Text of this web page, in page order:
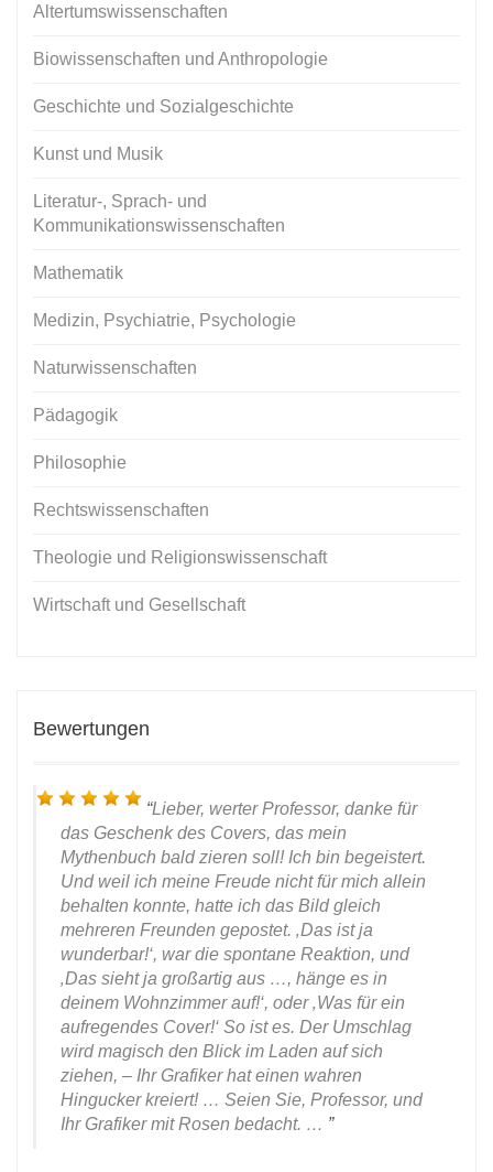
Altertumswissenschaften
Biowissenschaften und Anthropologie
Geschichte und Sozialgeschichte
Kunst und Musik
Literatur-, Sprach- und
Kommunikationswissenschaften
Mathematik
Medizin, Psychiatrie, Psychologie
Naturwissenschaften
Pädagogik
Philosophie
Rechtswissenschaften
Theologie und Religionswissenschaft
Wirtschaft und Gesellschaft
Bewertungen
Lieber, werter Professor, danke für
das Geschenk des Covers, das mein
Mythenbuch bald zieren soll! Ich bin begeistert.
Und weil ich meine Freude nicht für mich allein
behalten konnte, hatte ich das Bild gleich
mehreren Freunden gepostet. ‚Das ist ja
wunderbar!‘, war die spontane Reaktion, und
‚Das sieht ja großartig aus …, hänge es in
deinem Wohnzimmer auf!‘, oder ‚Was für ein
aufregendes Cover!‘ So ist es. Der Umschlag
wird magisch den Blick im Laden auf sich
ziehen, – Ihr Grafiker hat einen wahren
Hingucker kreiert! … Seien Sie, Professor, und
Ihr Grafiker mit Rosen bedacht. …